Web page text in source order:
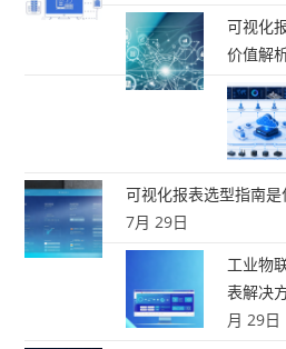
可视化
价值解
可视化报表选型指南
7月 29日
工业物
表解决
月 29日